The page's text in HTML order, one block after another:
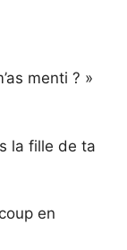
menti ? »
la fille de ta
en